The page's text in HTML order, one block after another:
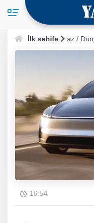
İlk səhifə az /
16:54